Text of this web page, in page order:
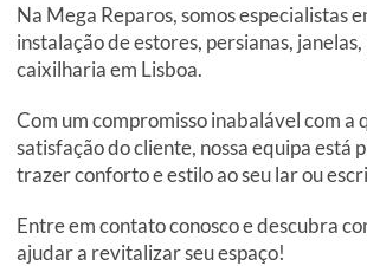
Na Mega Reparos, somos especialistas
instalação de estores, persianas,
caixilharia em Lisboa.
Com um compromisso inabalável com a
satisfação do cliente, nossa equipa está
trazer conforto e estilo ao seu lar ou
Entre em contato conosco e descubra
ajudar a revitalizar seu espaço!